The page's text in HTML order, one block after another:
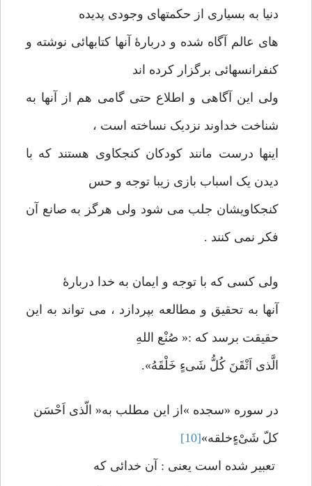
دنیا به بسیاری از حکمتهای وجودی پدیده
های عالم آگاه شده و دربارۀ آنها کتابهائی نوشته و
کنفرانسهائی برگزار کرده اند
ولی این آگاهی و اطلاع حتی گامی هم از آنها به
شناخت خداوند نزدیک نساخته است ،
اینها درست مانند کودکان کنجکاوی هستند که با
دیدن یک اسباب بازی زیبا توجه و حس
کنجکاویشان جلب می شود ولی هرگز به صانع آن
فکر نمی کنند .
ولی کسی که با توجه و ایمان به خدا دربارۀ
آنها به تحقیق و مطالعه بپردازد ، می تواند به این
حقیقت برسد که :« صُنْع اللهِ
الَّذی اَتْقَنَ کُلُّ شَیءٍ خَلْقَهُ».
در سوره «سجده »از این مطلب به« الّذی اَحْسَن
کلّ شَیْءٍخلقه»[10]
تعبیر شده است یعنی : آن خدائی که